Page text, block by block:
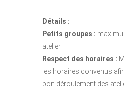
Détails :
Petits groupes :
atelier.
Respect des horaires :
les horaires convenus
bon déroulement des